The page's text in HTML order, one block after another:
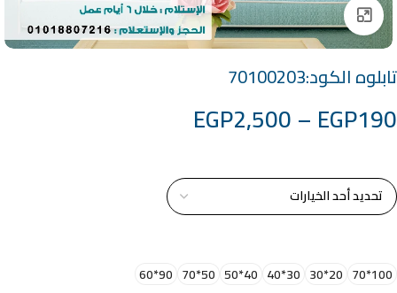
Click to enlarge
تابلوه الكود:70100203
EGP190
–
EGP2,500
100*70
20*30
30*40
40*50
50*70
90*60